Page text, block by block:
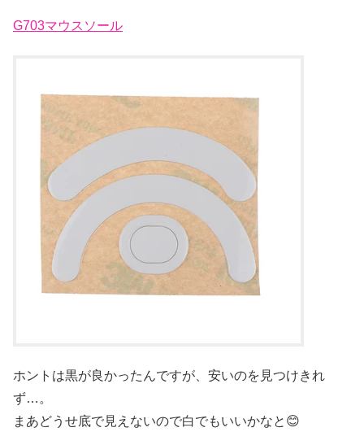
G703マウスソール
ホントは黒が良かったんですが、安いのを見つけきれ
ず…。
まあどうせ底で見えないので白でもいいかなと😊